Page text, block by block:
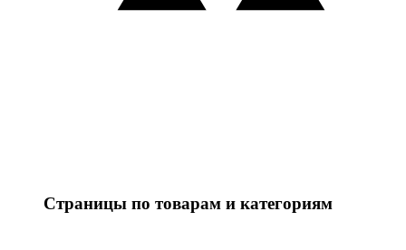
Страницы по товарам и категориям